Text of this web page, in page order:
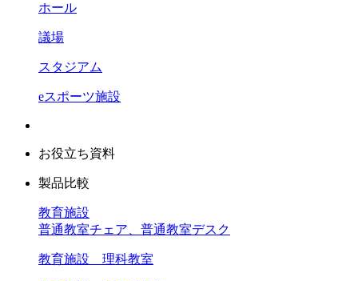
ホール
議場
スタジアム
eスポーツ施設
お役立ち資料
製品比較
教育施設
普通教室チェア、普通教室デスク
教育施設 理科教室